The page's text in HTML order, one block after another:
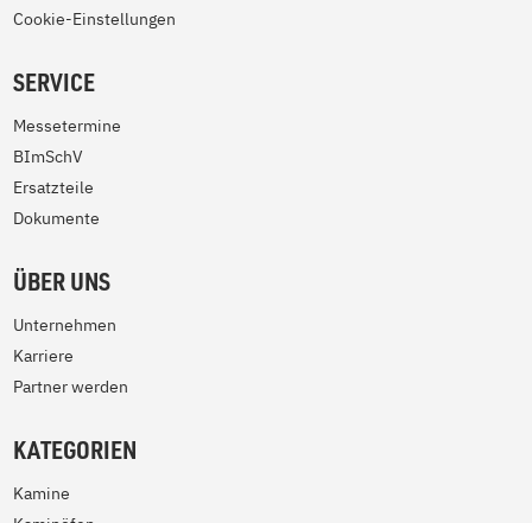
Cookie-Einstellungen
SERVICE
Messetermine
BImSchV
Ersatzteile
Dokumente
ÜBER UNS
Unternehmen
Karriere
Partner werden
KATEGORIEN
Kamine